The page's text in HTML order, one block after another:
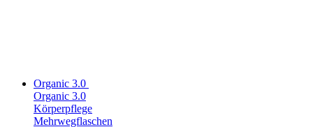
Organic 3.0
Organic 3.0
Körperpflege
Mehrwegflaschen